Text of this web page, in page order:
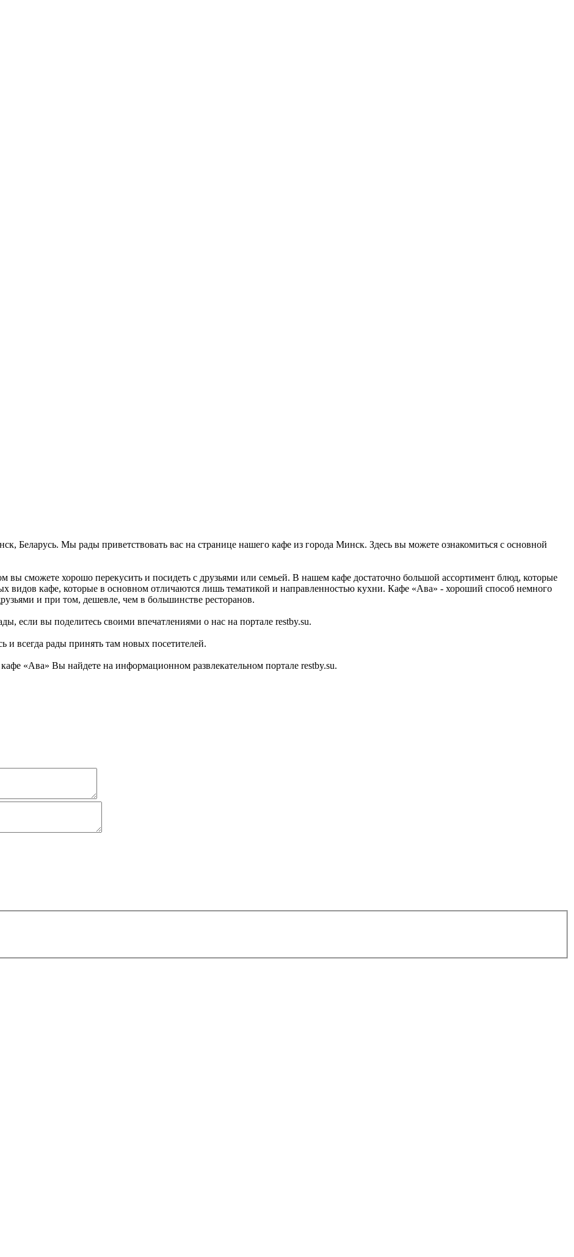
Беларусь. Мы рады приветствовать вас на странице нашего кафе из города Минск. Здесь вы можете ознакомиться с основной
вы сможете хорошо перекусить и посидеть с друзьями или семьей. В нашем кафе достаточно большой ассортимент блюд, которые
видов кафе, которые в основном отличаются лишь тематикой и направленностью кухни. Кафе «Ава» - хороший способ немного
и при том, дешевле, чем в большинстве ресторанов.
если вы поделитесь своими впечатлениями о нас на портале restby.su.
и всегда рады принять там новых посетителей.
«Ава» Вы найдете на информационном развлекательном портале restby.su.